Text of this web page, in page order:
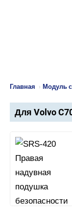
Главная › Модуль
Для Volvo